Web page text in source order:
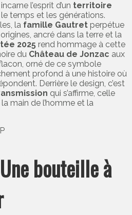
incarne l’esprit d’un territoire
temps et les générations.
la famille Gautret perpétue
ancré dans la terre et la
2025 rend hommage à cette
du Château de Jonzac aux
orné de ce symbole
profond à une histoire où
Derrière le design, c’est
qui s’affirme, celle
main de l’homme et la
bouteille à